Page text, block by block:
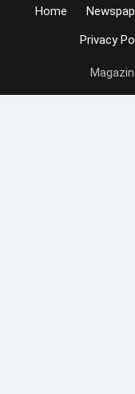
Home
Privacy